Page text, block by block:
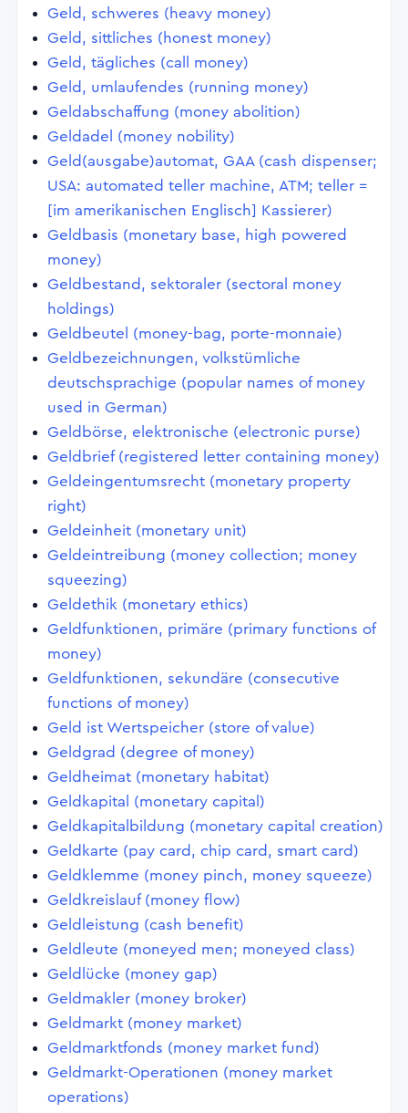
Geld, schweres (heavy money)
Geld, sittliches (honest money)
Geld, tägliches (call money)
Geld, umlaufendes (running money)
Geldabschaffung (money abolition)
Geldadel (money nobility)
Geld(ausgabe)automat, GAA (cash dispenser;
USA: automated teller machine, ATM; teller =
[im amerikanischen Englisch] Kassierer)
Geldbasis (monetary base, high powered
money)
Geldbestand, sektoraler (sectoral money
holdings)
Geldbeutel (money-bag, porte-monnaie)
Geldbezeichnungen, volkstümliche
deutschsprachige (popular names of money
used in German)
Geldbörse, elektronische (electronic purse)
Geldbrief (registered letter containing money)
Geldeingentumsrecht (monetary property
right)
Geldeinheit (monetary unit)
Geldeintreibung (money collection; money
squeezing)
Geldethik (monetary ethics)
Geldfunktionen, primäre (primary functions of
money)
Geldfunktionen, sekundäre (consecutive
functions of money)
Geld ist Wertspeicher (store of value)
Geldgrad (degree of money)
Geldheimat (monetary habitat)
Geldkapital (monetary capital)
Geldkapitalbildung (monetary capital creation)
Geldkarte (pay card, chip card, smart card)
Geldklemme (money pinch, money squeeze)
Geldkreislauf (money flow)
Geldleistung (cash benefit)
Geldleute (moneyed men; moneyed class)
Geldlücke (money gap)
Geldmakler (money broker)
Geldmarkt (money market)
Geldmarktfonds (money market fund)
Geldmarkt-Operationen (money market
operations)